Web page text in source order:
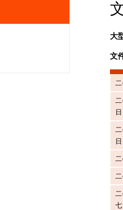
大
文
日
日
七